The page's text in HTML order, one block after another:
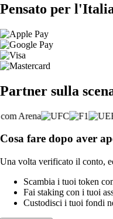
Pensato per
Partner sulla
Cosa fare dopo aver
Una volta verificato il conto,
Scambia i tuoi token
Fai staking con i tuoi
Custodisci i tuoi fondi